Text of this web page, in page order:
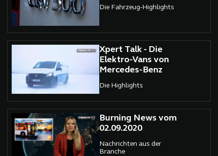
Die Fahrzeug-Highlights
Xpert Talk - Die
Elektro-Vans von
Mercedes-Benz
Die Highlights
Burning News vom
02.09.2020
Nachrichten aus der
Branche